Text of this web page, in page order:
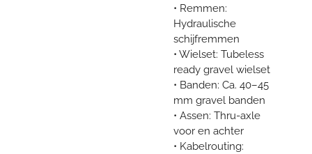
• Remmen:
Hydraulische
schijfremmen
• Wielset: Tubeless
ready gravel wielset
• Banden: Ca. 40–45
mm gravel banden
• Assen: Thru-axle
voor en achter
• Kabelrouting: